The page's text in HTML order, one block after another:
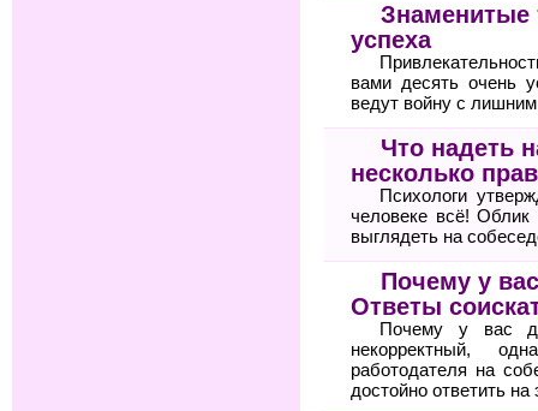
Знаменитые
успеха
вами десять очень
ведут войну с
Что надеть
несколько
Психологи
человеке всё!
выглядеть на
Почему у
Ответы
Почему у вас
некорректный,
работодателя на
достойно ответить на